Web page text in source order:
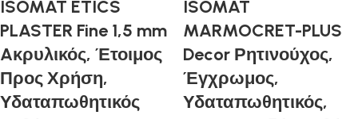
ISOMAT ETICS
PLASTER Fine 1,5 mm
Aκρυλικός, Έτοιμος
Προς Χρήση,
Υδαταπωθητικός
ISOMAT
MARMOCRET-PLUS
Decor Ρητινούχος,
Έγχρωμος,
Υδαταπωθητικός,